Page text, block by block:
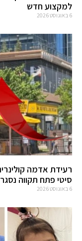
למקצוע חדש
6 באוגוסט 2026
סיטי פתח תקווה נסגר
6 באוגוסט 2026